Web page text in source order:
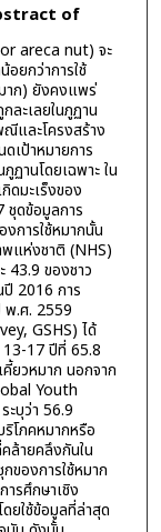
of
areca nut) จะ
ยกว่าการใช้
าก) ยังคงแพร่
ละเลยในภูฏาน
ณีและโครงสร้าง
เป้าหมายการ
ฏานโดยเฉพาะ ใน
ดมะเร็งของ
ชุดข้อมูลการ
งการใช้หมากนั้น
พแห่งชาติ (NHS)
43.9 ของชาว
2016 การ
พ.ศ. 2559
GSHS) ได้
13-17 ปีที่ 65.8
ยวหมาก นอกจาก
Youth
ะบุว่า 56.9
โภคหมากหรือ
ล้ายคลึงกันใน
ของการใช้หมาก
รศึกษาเชิง
ยใช้ข้อมูลที่ล่าสุด